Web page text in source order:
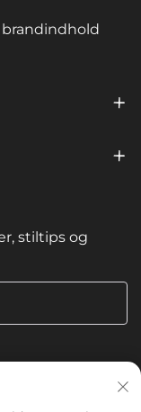
stiltips og